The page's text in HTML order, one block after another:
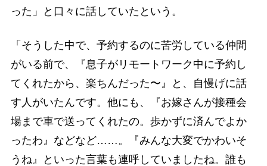
った」と口々に話していたという。
「そうした中で、予約するのに苦労している仲間
がいる前で、『息子がリモートワーク中に予約し
てくれたから、楽ちんだった〜』と、自慢げに話
す人がいたんです。他にも、『お嫁さんが接種会
場まで車で送ってくれたの。歩かずに済んでよか
ったわ』などなど……。『みんな大変でかわいそ
うね』といった言葉も連呼していましたね。誰も